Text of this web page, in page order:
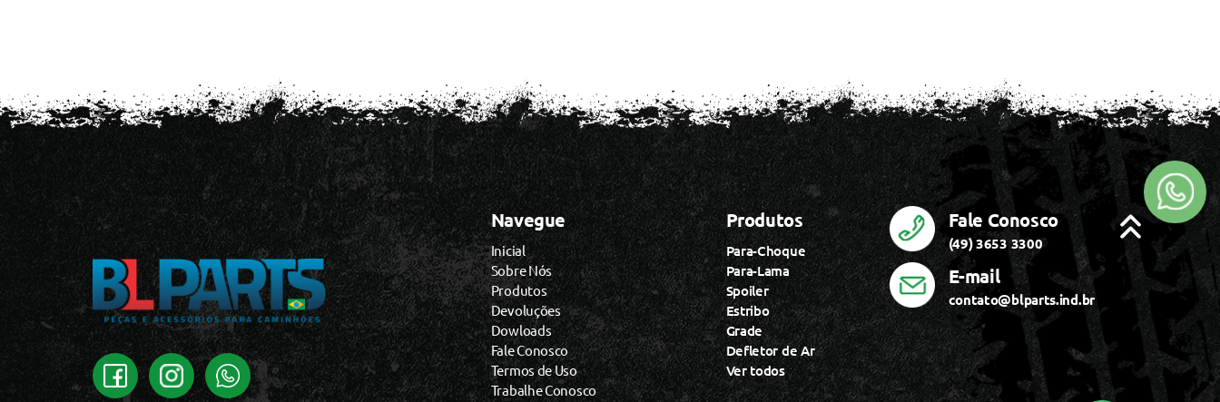
Navegue
Inicial
Sobre Nós
Produtos
Devoluções
Dowloads
Fale Conosco
Termos de Uso
Trabalhe Conosco
Produtos
Para-Choque
Para-Lama
Spoiler
Estribo
Grade
Defletor de Ar
Ver todos
Fale Conosco
(49) 3653 3300
E-mail
contato@blparts.ind.br